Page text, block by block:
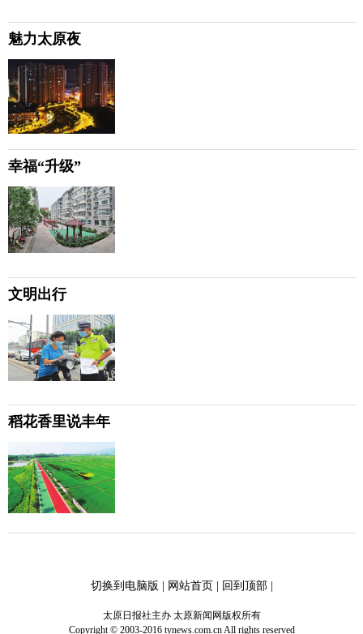
魅力太原夜
幸福“升级”
文明出行
稻花香里说丰年
切换到电脑版 | 网站首页| 回到顶部|
太原日报社主办 太原新闻网版权所有
Copyright © 2003-2016 tynews.com.cn All rights reserved